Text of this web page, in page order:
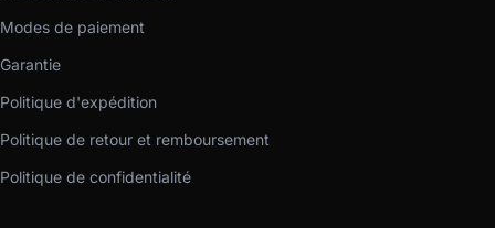
Modes de paiement
Garantie
Politique d'expédition
Politique de retour et remboursement
Politique de confidentialité